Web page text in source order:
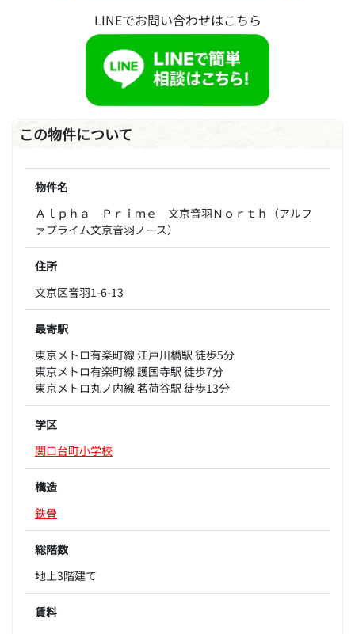
LINEでお問い合わせはこちら
この物件について
物件名
Ａｌｐｈａ Ｐｒｉｍｅ 文京音羽Ｎｏｒｔｈ（アルフ
ァプライム文京音羽ノース）
住所
文京区音羽1-6-13
最寄駅
東京メトロ有楽町線 江戸川橋駅 徒歩5分
東京メトロ有楽町線 護国寺駅 徒歩7分
東京メトロ丸ノ内線 茗荷谷駅 徒歩13分
学区
関口台町小学校
構造
鉄骨
総階数
地上3階建て
賃料